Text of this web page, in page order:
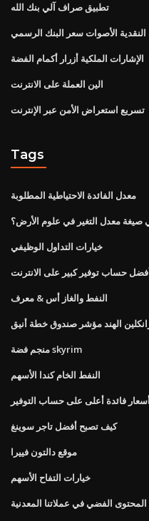
تطبيق صراف آلي بنك الله
النقدية الأصوات سعر البنك الرسمي
الإشارات الملكية أزرار أكمام الفضة
الين العملة على الانترنت
تسريع استعراض الأمن عبر الإنترنت
Tags
معدل الفائدة الاحتياطية المطلوبة
صيغة معدل التغير في علوم الأرض؟
خيارات التداول الوظيفي
حساب توفير كبير على الانترنت
النفط والغاز أس & معرف
الهند مؤشر صندوق خطة أنيق
منجم فضة skyrim
النفط الخام كندا الأسهم
فائدة أعلى على حساب التوفير
كيف تصبح أفضل تاجر سوينغ
موقع دالتون فييرا
خيارات التفاح الأسهم
الفضي في عملاتنا المعدنية